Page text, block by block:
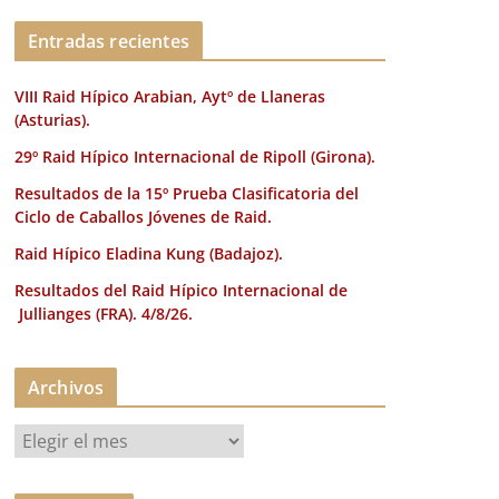
Entradas recientes
VIII Raid Hípico Arabian, Aytº de Llaneras
(Asturias).
29º Raid Hípico Internacional de Ripoll (Girona).
Resultados de la 15º Prueba Clasificatoria del
Ciclo de Caballos Jóvenes de Raid.
Raid Hípico Eladina Kung (Badajoz).
Resultados del Raid Hípico Internacional de
Jullianges (FRA). 4/8/26.
Archivos
r
c